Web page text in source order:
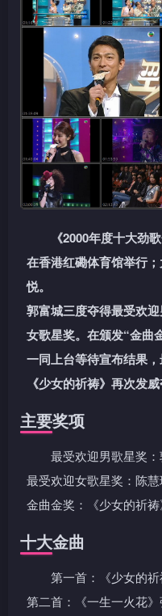
《2000年度十大劲
在香港红磡体育馆举行
悦。
郭富城三度夺得最受欢
女歌星奖。在颁发“金曲
一同上台等待宣布结果
《少女的祈祷》再次发威
主要奖项
最受欢迎男歌星奖
最受欢迎女歌星奖：陈
金曲金奖：《少女的祈
十大金曲
第一首：《少女的
第二首：《一生一火花